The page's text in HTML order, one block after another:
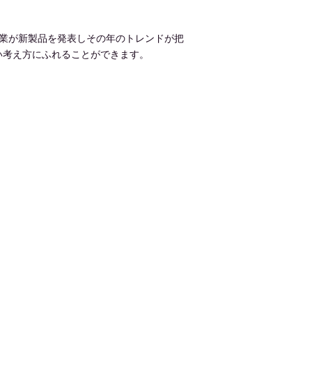
が新製品を発表しその年のトレンドが把
え方にふれることができます。